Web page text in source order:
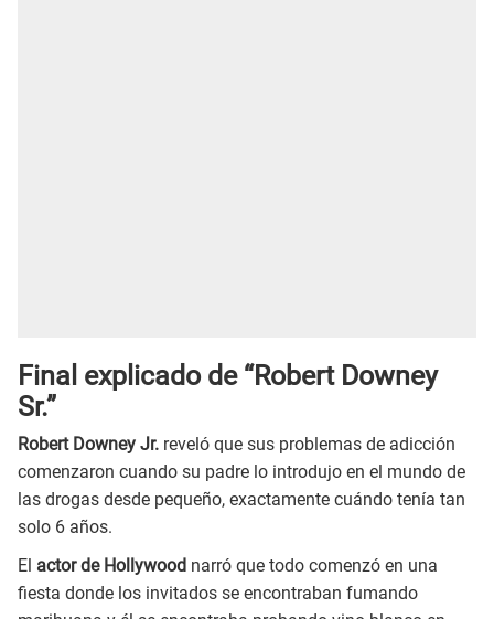
Final explicado de “Robert Downey
Sr.”
Robert Downey Jr. reveló que sus problemas de adicción
comenzaron cuando su padre lo introdujo en el mundo de
las drogas desde pequeño, exactamente cuándo tenía tan
solo 6 años.
El actor de Hollywood narró que todo comenzó en una
fiesta donde los invitados se encontraban fumando